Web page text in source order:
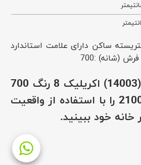
ضد حساسیت ضد الکتریسته ساکن دارای علامت استاندارد
فرش (14003) اکریلیک 8 رنگ 700
را با استفاده از واقعیت
خانه خود ببینید.